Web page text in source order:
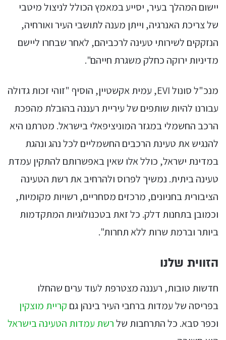
יישום המהלך בעיר, יסייע במאמץ הכולל לניצול מיטבי
של צריכת האנרגיה, וייתן מענה לתושבי העיר ואורחיה,
הנזקקים לשירותי טעינה לרכביהם, לאחר שבחרו ליישם
מדיניות ירוקה כחלק משגרת חייהם".
מנכ"ל סונול EVI, עמית אקשטיין, הוסיף "זוהי זכות גדולה
עבורנו להיות שותפים של עיריית רעננה בהובלת מהפכת
הרכב החשמלי במגזר המוניציפאלי בישראל. מטרתנו היא
להנגיש את טעינת הרכבים החשמליים לכל נהג ונהגת
במדינת ישראל, כולל אלו שאין באפשרותם להתקין עמדת
טעינה ביתית. נמשיך לפרוס ולהרחיב את רשת הטעינה
הציבורית בחניונים, מרכזים מסחריים, רשויות מקומיות,
וכמובן בתחנות דלק. כל זאת בטכנולוגיות המתקדמות
ביותר וברמת שרות ללא תחרות".
הזווית שלנו
חדשות טובות, רעננה מצטרפת לעוד ערים שהחלו
בפריסה של עמדות ברחבי העיר בינהן גם קריית מוצקין
וכפר סבא. כל התרחבות שלרשת עמדות הטעינה בישראל